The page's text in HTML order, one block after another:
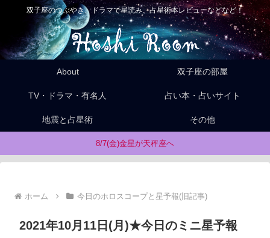
双子座のつぶやき、ドラマで星読み、占星術本レビューなどなど！
About 双子座の部屋
TV・ドラマ・有名人 占い本・占いサイト
地震と占星術 その他
8/7(金)金星が天秤座へ
ホーム 今日のホロスコープと星予報(旧記事)
2021年10月11日(月)★今日のミニ星予報